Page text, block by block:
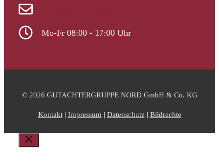
Mo-Fr 08:00 - 17:00 Uhr
© 2026 GUTACHTERGRUPPE NORD GmbH & Co. KG
Kontakt| Impressum | Datenschutz| Bildrechte
Schließen